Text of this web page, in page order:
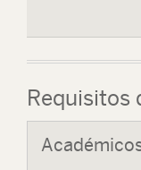
Requisitos